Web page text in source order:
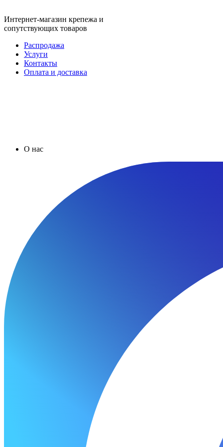
Интернет-магазин крепежа и
сопутствующих товаров
Распродажа
Услуги
Контакты
Оплата и доставка
О нас